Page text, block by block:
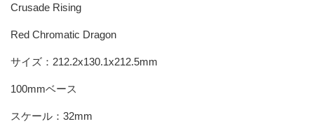
Crusade Rising
Red Chromatic Dragon
サイズ：212.2x130.1x212.5mm
100mmベース
スケール：32mm